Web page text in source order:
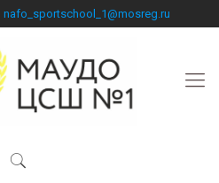
nafo_sportschool_1@mosreg.ru